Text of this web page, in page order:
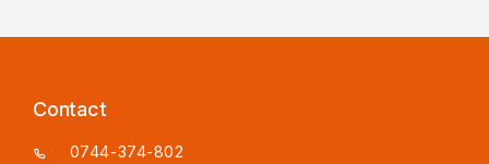
Contact
0744-374-802